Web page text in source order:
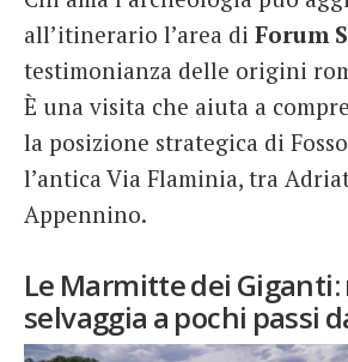
all’itinerario l’area di Forum
testimonianza delle origini
È una visita che aiuta a
la posizione strategica di
l’antica Via Flaminia, tra
Appennino.
Le Marmitte dei
selvaggia a pochi passi